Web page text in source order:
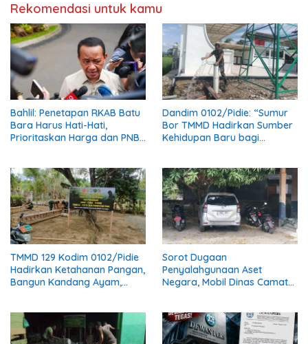
Rekomendasi untuk kamu
Bahlil: Penetapan RKAB Batu
Bara Harus Hati-Hati,
Prioritaskan Harga dan PNBP
Dandim 0102/Pidie: “Sumur
Bor TMMD Hadirkan Sumber
Kehidupan Baru bagi
TMMD 129 Kodim 0102/Pidie
Hadirkan Ketahanan Pangan,
Bangun Kandang Ayam,
Sorot Dugaan
Penyalahgunaan Aset
Negara, Mobil Dinas Camat